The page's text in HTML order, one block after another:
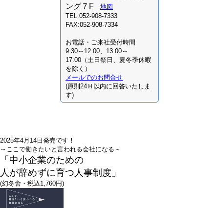
ング７F
地図
TEL:052-908-7333
FAX:052-908-7334
お電話・ご来社受付時間
9:30～12:00、13:00～
17:00（土日祭日、夏冬季休暇
を除く）
メールでのお問合せ
(原則24Ｈ以内に回答いたしま
す)
2025年4月14日発売です！
～ここで働きたいと言われる会社になる～
「中小企業のための
人が辞めずに育つ人事制度」
(幻冬舎・税込1,760円)